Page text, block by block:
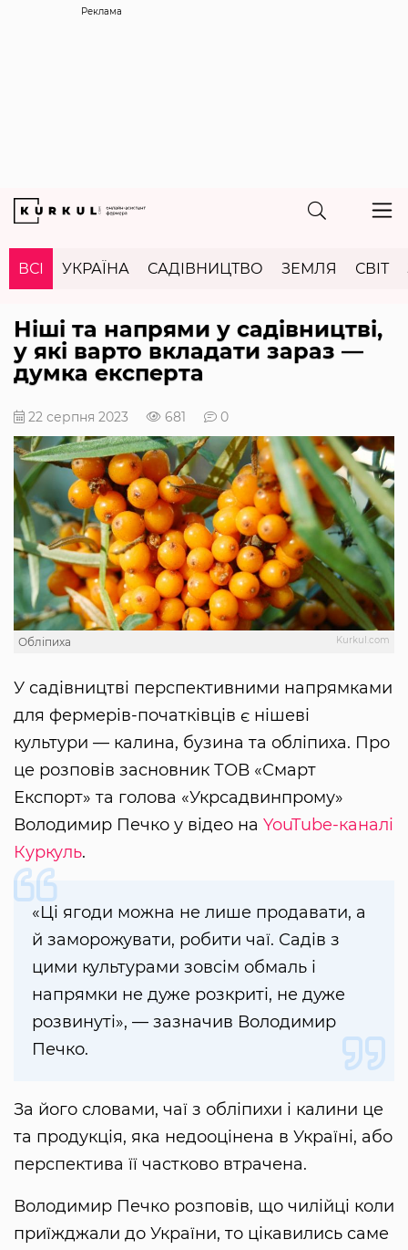
Реклама
ВСІ УКРАЇНА САДІВНИЦТВО ЗЕМЛЯ СВІТ
Ніші та напрями у садівництві,
у які варто вкладати зараз —
думка експерта
22 серпня 2023 681 0
Kurkul.com
Обліпиха
У садівництві перспективними напрямками
для фермерів-початківців є нішеві
культури — калина, бузина та обліпиха. Про
це розповів засновник ТОВ «Смарт
Експорт» та голова «Укрсадвинпрому»
Володимир Печко у відео на YouTube-каналі
Куркуль.
«Ці ягоди можна не лише продавати, а
й заморожувати, робити чаї. Садів з
цими культурами зовсім обмаль і
напрямки не дуже розкриті, не дуже
розвинуті», — зазначив Володимир
Печко.
За його словами, чаї з обліпихи і калини це
та продукція, яка недооцінена в Україні, або
перспектива її частково втрачена.
Володимир Печко розповів, що чилійці коли
приїжджали до України, то цікавились саме